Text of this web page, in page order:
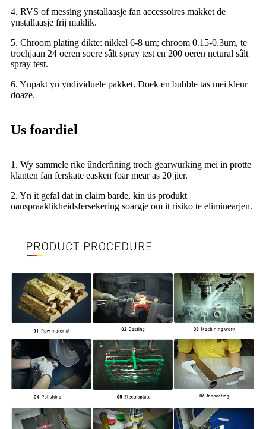
4. RVS of messing ynstallaasje fan accessoires makket de
ynstallaasje frij maklik.
5. Chroom plating dikte: nikkel 6-8 um; chroom 0.15-0.3um, te
trochjaan 24 oeren soere sâlt spray test en 200 oeren netural sâlt
spray test.
6. Ynpakt yn yndividuele pakket. Doek en bubble tas mei kleur
doaze.
Us foardiel
1. Wy sammele rike ûnderfining troch gearwurking mei in protte
klanten fan ferskate easken foar mear as 20 jier.
2. Yn it gefal dat in claim barde, kin ús produkt
oanspraaklikheidsfersekering soargje om it risiko te eliminearjen.